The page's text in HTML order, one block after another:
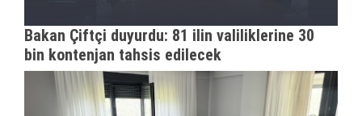
Bakan Çiftçi duyurdu: 81 ilin valiliklerine 30
bin kontenjan tahsis edilecek